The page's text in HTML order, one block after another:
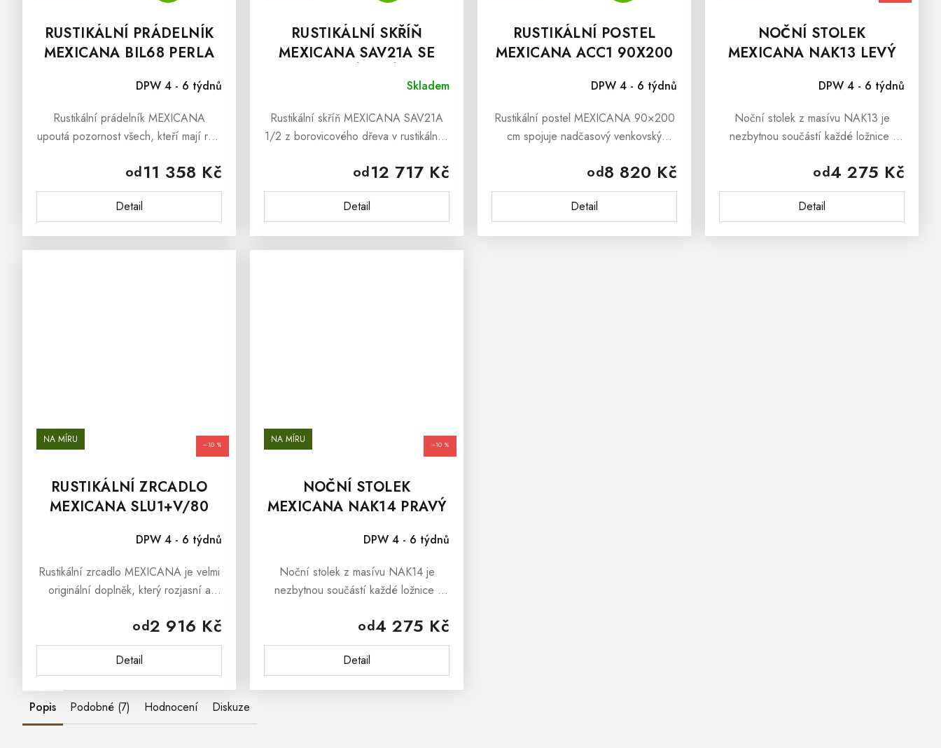
RUSTIKÁLNÍ PRÁDELNÍK
MEXICANA BIL68 PERLA
DPW 4 - 6 týdnů
od11 358 Kč
Detail
Rustikální prádelník MEXICANA
upoutá pozornost všech, kteří mají rádi
prvky venkovského stylu. Nábytek
MEXICANA Vám dokáže, že
nábytek...
RUSTIKÁLNÍ SKŘÍŇ
MEXICANA SAV21A SE
Skladem
od12 717 Kč
Detail
Rustikální skříň MEXICANA SAV21A
1/2 z borovicového dřeva v rustikálním
vyniká svou nádhernou strukturou
dřeva a dokonalým...
RUSTIKÁLNÍ POSTEL
MEXICANA ACC1 90X200
DPW 4 - 6 týdnů
od8 820 Kč
Detail
Rustikální postel MEXICANA 90×200
cm spojuje nadčasový venkovský
borovicového masivu. Je bytelná,
odolná a skvěle se hodí do ložnice,
pokoje pro...
NOČNÍ STOLEK
MEXICANA NAK13 LEVÝ
DPW 4 - 6 týdnů
od4 275 Kč
Detail
Noční stolek z masívu NAK13 je
nezbytnou součástí každé ložnice i
poslouží jako praktická komoda na
věci, které chcete mít u...
NA MÍRU –10 %
RUSTIKÁLNÍ ZRCADLO
MEXICANA SLU1+V/80
DPW 4 - 6 týdnů
od2 916 Kč
Detail
Rustikální zrcadlo MEXICANA je velmi
originální doplněk, který rozjasní a
Zrcadlo je vyrobené z borovice a
ošetřeno přírodním voskem,...
NA MÍRU –10 %
NOČNÍ STOLEK
MEXICANA NAK14 PRAVÝ
DPW 4 - 6 týdnů
od4 275 Kč
Detail
Noční stolek z masívu NAK14 je
nezbytnou součástí každé ložnice i
poslouží jako praktická komoda na
věci, které chcete mít u...
Popis Podobné (7) Hodnocení Diskuze